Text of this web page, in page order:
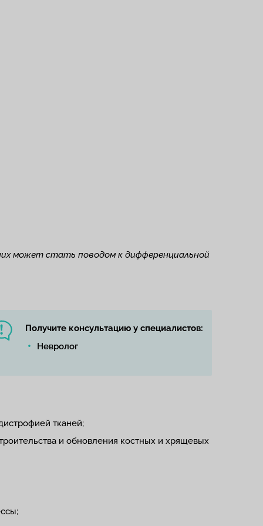
может стать поводом к дифференциальной
Получите консультацию у специалистов:
Невролог
тканей;
и обновления костных и хрящевых